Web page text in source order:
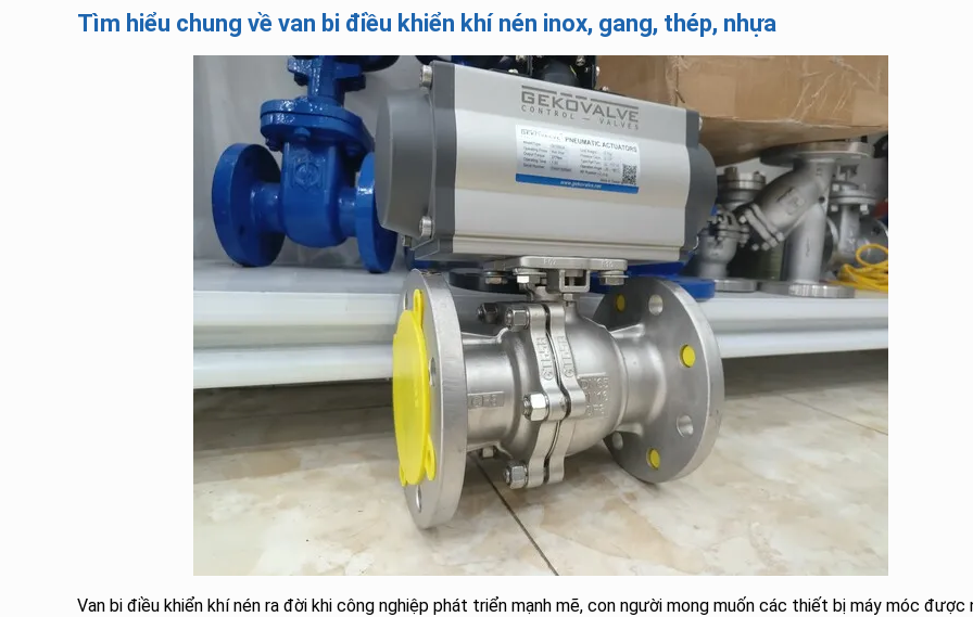
Tìm hiểu chung về van bi điều khiển khí nén inox, gang, thép, nhựa
Van bi điều khiển khí nén ra đời khi công nghiệp phát triển mạnh mẽ, con người mong muốn các thiết bị máy móc được